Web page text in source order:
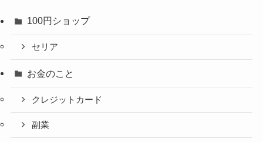
100円ショップ
セリア
お金のこと
クレジットカード
副業